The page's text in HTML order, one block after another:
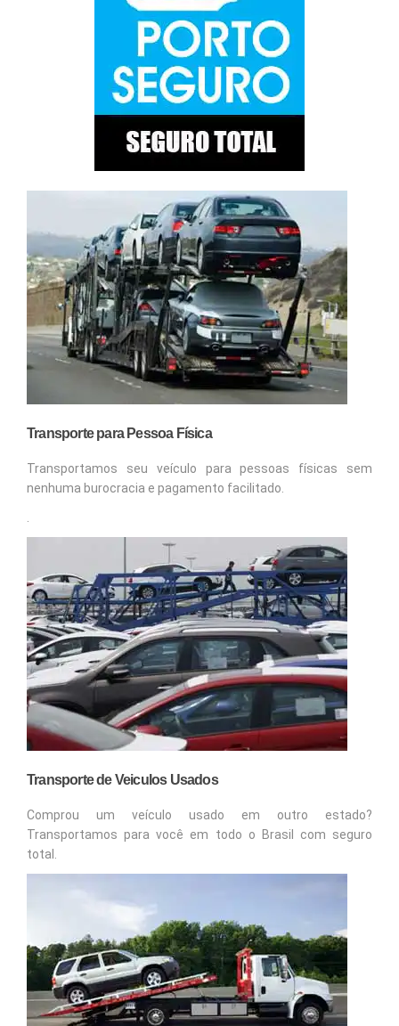
Transporte para Pessoa Física
Transportamos seu veículo para pessoas físicas sem
nenhuma burocracia e pagamento facilitado.
Transporte de Veiculos Usados
Comprou um veículo usado em outro estado?
Transportamos para você em todo o Brasil com seguro
total.